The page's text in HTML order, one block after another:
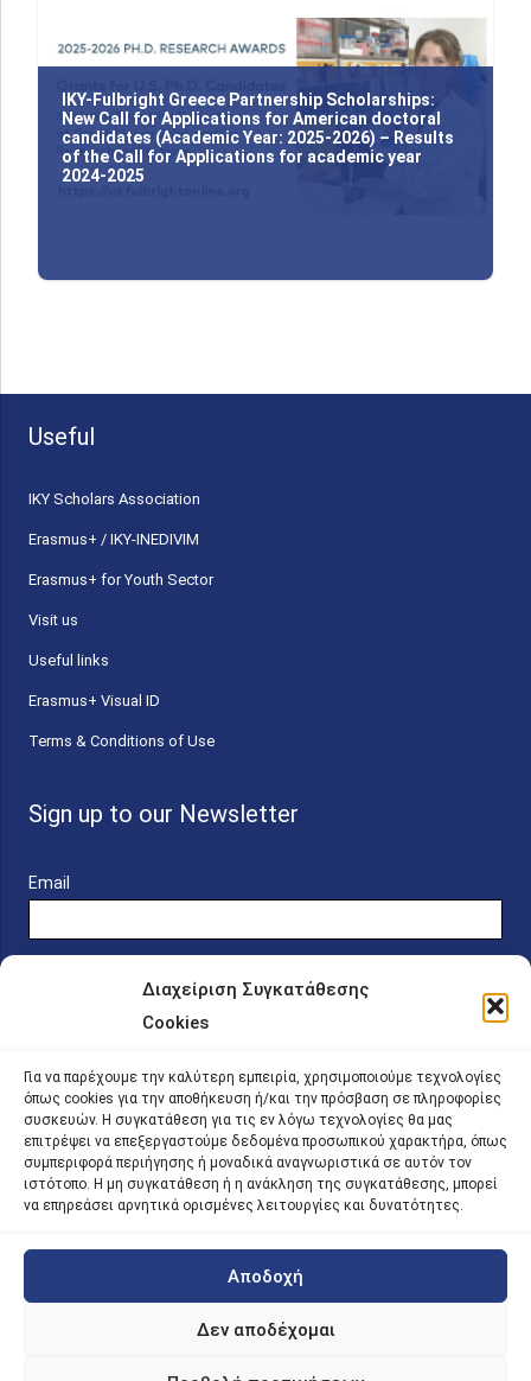
Διαχείριση Συγκατάθεσης
Cookies
Για να παρέχουμε την καλύτερη εμπειρία, χρησιμοποιούμε τεχνολογίες
όπως cookies για την αποθήκευση ή/και την πρόσβαση σε πληροφορίες
συσκευών. Η συγκατάθεση για τις εν λόγω τεχνολογίες θα μας
επιτρέψει να επεξεργαστούμε δεδομένα προσωπικού χαρακτήρα, όπως
συμπεριφορά περιήγησης ή μοναδικά αναγνωριστικά σε αυτόν τον
ιστότοπο. Η μη συγκατάθεση ή η ανάκληση της συγκατάθεσης, μπορεί
να επηρεάσει αρνητικά ορισμένες λειτουργίες και δυνατότητες.
Αποδοχή
Δεν αποδέχομαι
IKY-Fulbright Greece Partnership Scholarships:
New Call for Applications for American doctoral
candidates (Academic Year: 2025-2026) – Results
of the Call for Applications for academic year
2024-2025
Useful
ΙΚΥ Scholars Association
Erasmus+ / IKY-INEDIVIM
Erasmus+ for Youth Sector
Visit us
Useful links
Erasmus+ Visual ID
Terms & Conditions of Use
Sign up to our Newsletter
Email
Online Platform for Scholarship Candidates
IKY – Transparency
Sitemap
| iky.gr | All Rights Reserved
Designed and Developed by ACM Digital